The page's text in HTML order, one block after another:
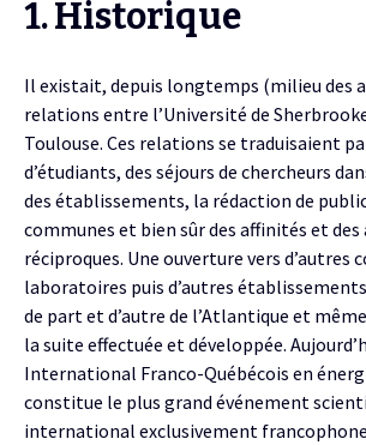
1. Historique
Il existait, depuis longtemps (milieu des
relations entre l’Université de
Toulouse. Ces relations se traduisaient
d’étudiants, des séjours de chercheurs
des établissements, la rédaction de
communes et bien sûr des affinités et
réciproques. Une ouverture vers d’autres
laboratoires puis d’autres
de part et d’autre de l’Atlantique et
la suite effectuée et développée.
International Franco-Québécois en
constitue le plus grand événement
international exclusivement francophone